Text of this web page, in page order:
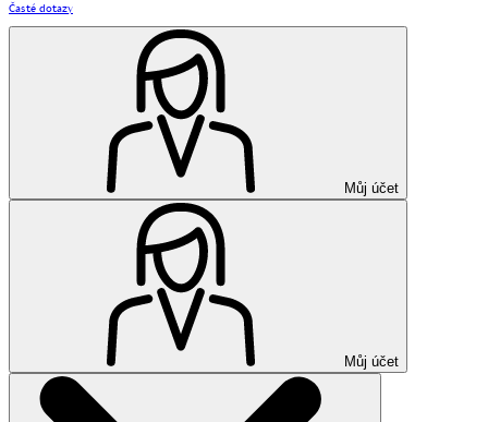
Časté dotazy
Můj účet
Můj účet